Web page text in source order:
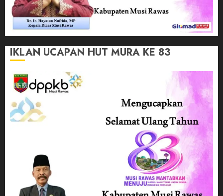
IKLAN UCAPAN HUT MURA KE 83